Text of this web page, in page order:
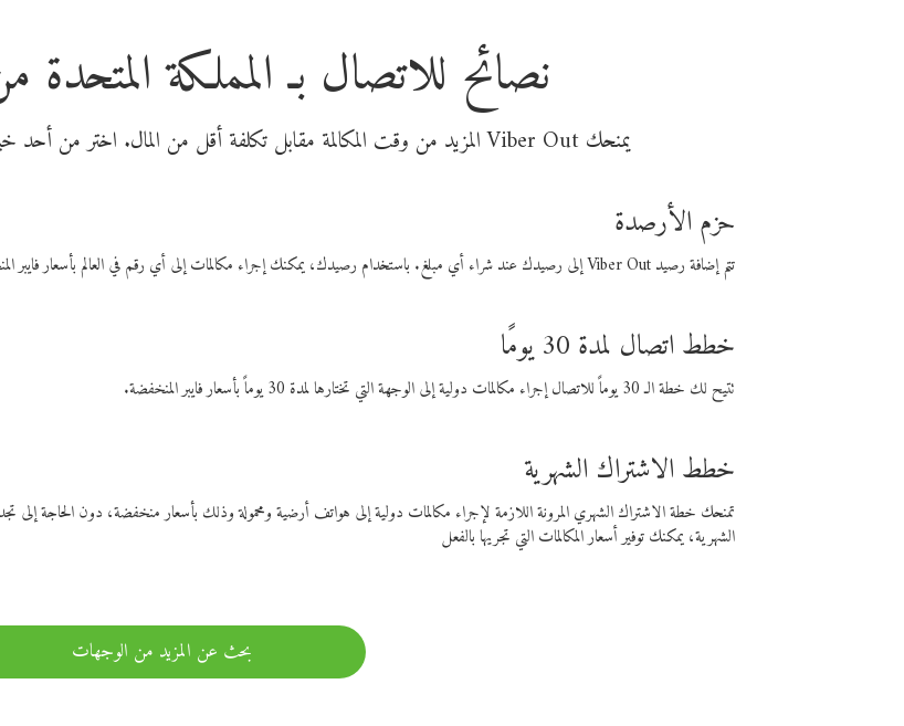
نصائح للاتصال بـ المملكة
يمنحك Viber Out المزيد من وقت المكالمة مقابل تكلفة أقل من المال. اختر من أحد خيارات الاتصال المرنة ذات السعر المنخفض:
حزم الأرصدة
تتم إضافة رصيد Viber Out إلى رصيدك عند شراء أي مبلغ. باستخدام رصيدك، يمكنك إجراء مكالمات إلى أي رقم في العالم بأسعار فايبر المنخفضة.
خطط اتصال لمدة 30 يومًا
تتيح لك خطة الـ 30 يوماً للاتصال إجراء مكالمات دولية إلى الوجهة التي تختارها لمدة 30 يوماً بأسعار فايبر المنخفضة.
خطط الاشتراك الشهرية
تمنحك خطة الاشتراك الشهري المرونة اللازمة لإجراء مكالمات دولية إلى هواتف أرضية ومحمولة وذلك بأسعار منخفضة، دون
الشهرية، يمكنك توفير أسعار المكالمات التي تجريها بالفعل
بحث عن المزيد من الوجهات